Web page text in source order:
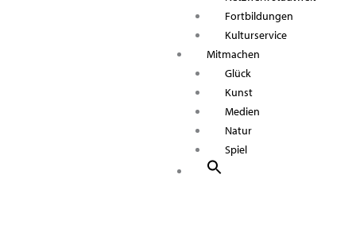
Fortbildungen
Kulturservice
Mitmachen
Glück
Kunst
Medien
Natur
Spiel